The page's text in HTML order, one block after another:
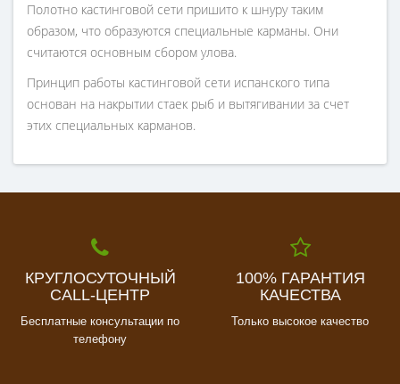
Полотно кастинговой сети пришито к шнуру таким
образом, что образуются специальные карманы. Они
считаются основным сбором улова.
Принцип работы кастинговой сети испанского типа
основан на накрытии стаек рыб и вытягивании за счет
этих специальных карманов.
КРУГЛОСУТОЧНЫЙ
CALL-ЦЕНТР
Бесплатные консультации по
телефону
100% ГАРАНТИЯ
КАЧЕСТВА
Только высокое качество